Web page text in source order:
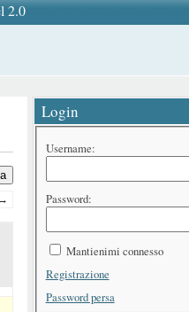
2.0
→
Login
Username:
Password:
Mantienimi connesso
Registrazione
Password persa